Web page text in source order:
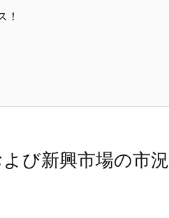
！
び新興市場の市況